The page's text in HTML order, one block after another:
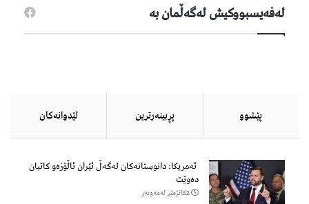
لەفەیسبووكیش لەگەڵمان بە
پێشوو پڕبینەرترین لێدوانەكان
ئەمریکا: دانوستانەکان لەگەڵ ئێران ئاڵۆزەو کاتیان
دەوێت
2كاتژمێر لەمەوبەر